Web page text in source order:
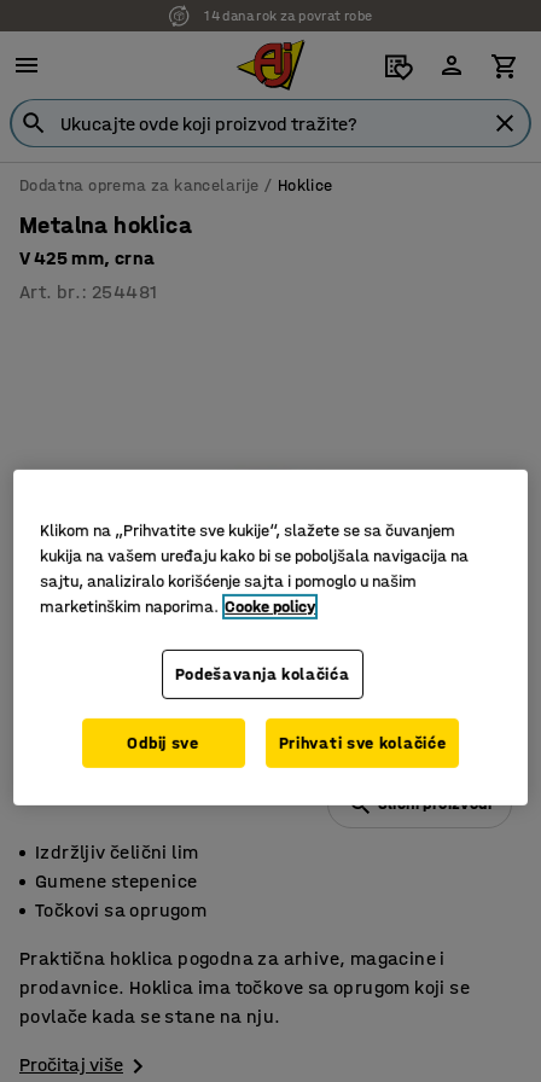
14 dana rok za povrat robe
7 godina garancije
Dodatna oprema za kancelarije Hoklice
Metalna hoklica
V 425 mm, crna
Art. br. : 254481
Slični proizvodi
Izdržljiv čelični lim
Gumene stepenice
Točkovi sa oprugom
Praktična hoklica pogodna za arhive, magacine i
prodavnice. Hoklica ima točkove sa oprugom koji se
povlače kada se stane na nju.
Pročitaj više
Klikom na „Prihvatite sve kukije“, slažete se sa čuvanjem
kukija na vašem uređaju kako bi se poboljšala navigacija na
sajtu, analiziralo korišćenje sajta i pomoglo u našim
marketinškim naporima. Cooke policy
Podešavanja kolačića
Odbij sve Prihvati sve kolačiće